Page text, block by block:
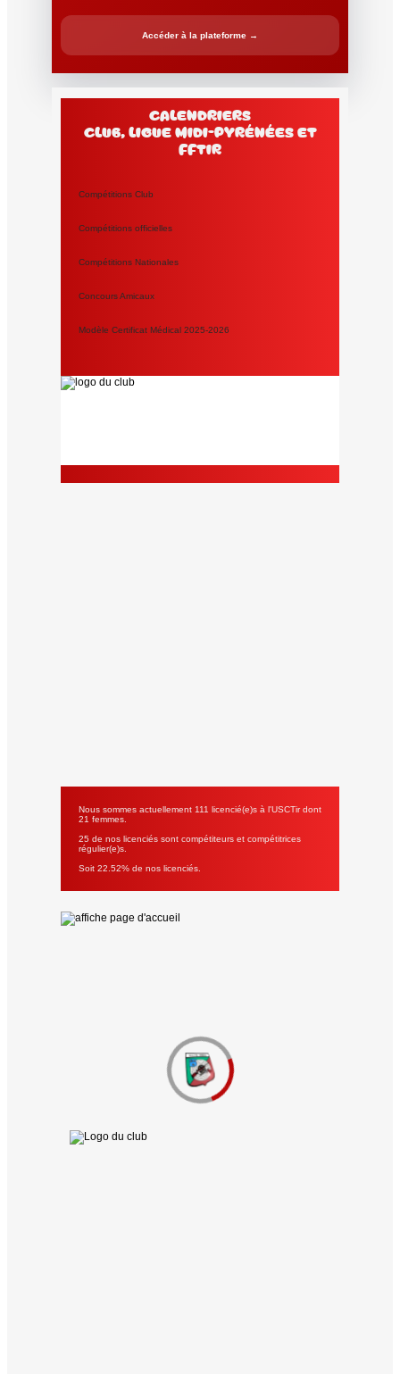
Accéder à la plateforme →
Calendriers
club, Ligue Midi-Pyrénées et
FFtir
Compétitions Club
Compétitions officielles
Compétitions Nationales
Concours Amicaux
Modèle Certificat Médical 2025-2026
Nous sommes actuellement 111 licencié(e)s à l'USCTir dont
21 femmes.
25 de nos licenciés sont compétiteurs et compétitrices
régulier(e)s.
Soit 22.52% de nos licenciés.